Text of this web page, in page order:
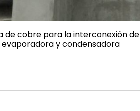
de cobre para la interconexión
evaporadora y condensadora